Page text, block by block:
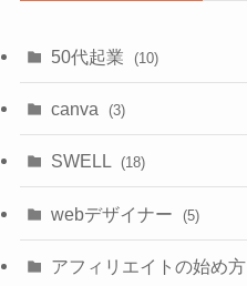
50代起業 (10)
canva (3)
SWELL (18)
webデザイナー (5)
アフィリエイトの始め方